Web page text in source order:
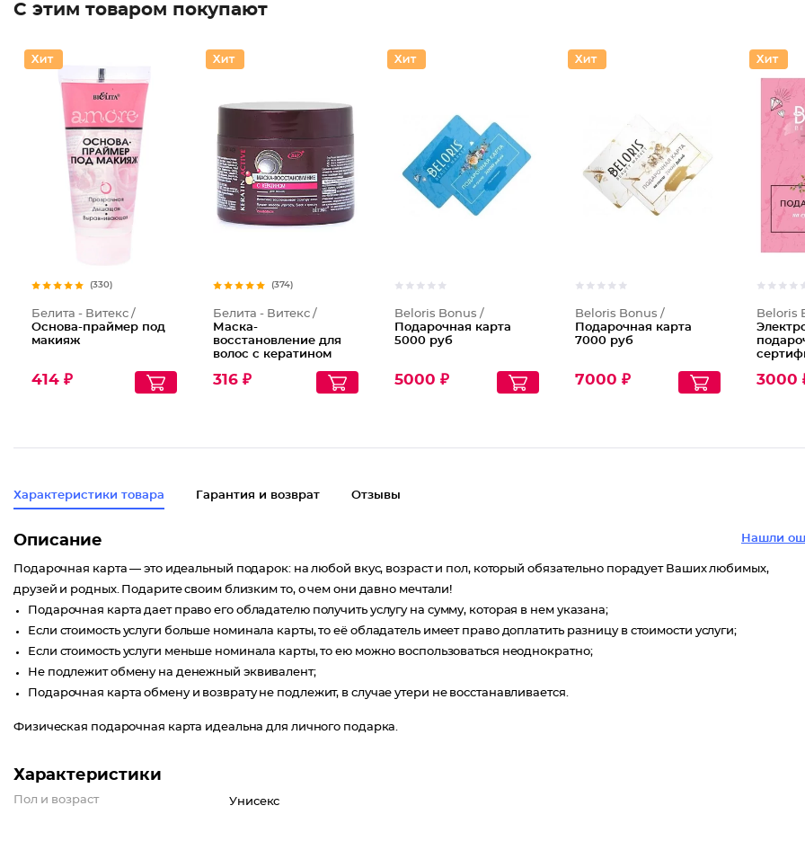
С этим товаром покупают
(330)
Белита - Витекс /
Основа-праймер под
макияж
414 ₽
(374)
Белита - Витекс /
Маска-
восстановление для
волос с кератином
316 ₽
Beloris Bonus /
Подарочная карта
5000 руб
5000 ₽
Beloris Bonus /
Подарочная карта
7000 руб
7000 ₽
Beloris
3000
Характеристики товара Гарантия и возврат Отзывы
Нашли
Описание
Подарочная карта — это идеальный подарок: на любой вкус, возраст и пол, который обязательно порадует Ваших любимых,
друзей и родных. Подарите своим близким то, о чем они давно мечтали!
Подарочная карта дает право его обладателю получить услугу на сумму, которая в нем указана;
Если стоимость услуги больше номинала карты, то её обладатель имеет право доплатить разницу в стоимости услуги;
Если стоимость услуги меньше номинала карты, то ею можно воспользоваться неоднократно;
Не подлежит обмену на денежный эквивалент;
Подарочная карта обмену и возврату не подлежит, в случае утери не восстанавливается.
Физическая подарочная карта идеальна для личного подарка.
Характеристики
Пол и возраст Унисекс